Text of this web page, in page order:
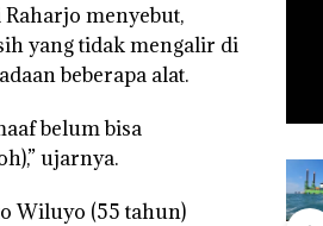
menyebut,
yang tidak mengalir di
beberapa alat.
belum bisa
ujarnya.
Wiluyo (55 tahun)